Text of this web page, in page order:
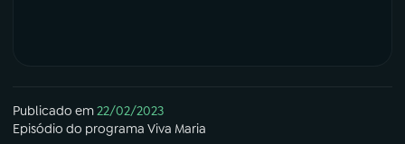
Publicado em22/02/2023
Episódio do programa Viva Maria